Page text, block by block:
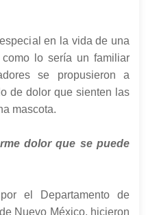
en la vida de una
lo sería un familiar
se propusieron a
de dolor que sienten las
mascota.
dolor que se puede
el Departamento de
Nuevo México, hicieron